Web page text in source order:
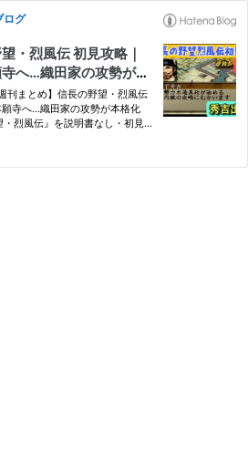
ログ
・烈風伝 初見攻略｜
へ…織田家の攻勢が本
刊まとめ】信長の野望・烈風伝
寺へ…織田家の攻勢が本格化
烈風伝』を説明書なし・初見プ
めた勢力拡大の模索 と、織